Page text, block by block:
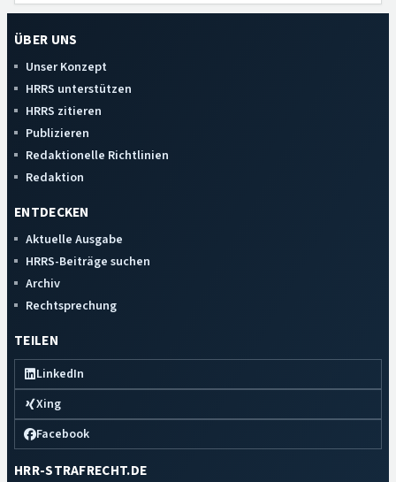
ÜBER UNS
Unser Konzept
HRRS unterstützen
HRRS zitieren
Publizieren
Redaktionelle Richtlinien
Redaktion
ENTDECKEN
Aktuelle Ausgabe
HRRS-Beiträge suchen
Archiv
Rechtsprechung
TEILEN
LinkedIn
Xing
Facebook
HRR-STRAFRECHT.DE